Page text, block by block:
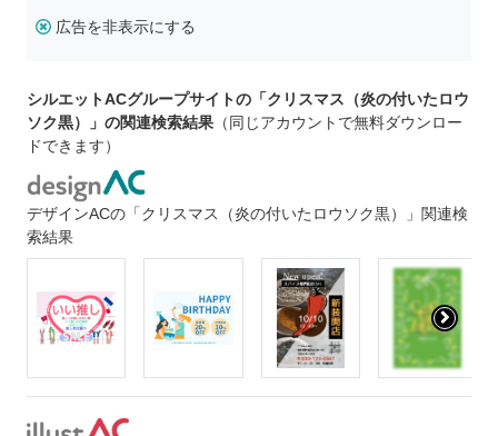
広告を非表示にする
シルエットACグループサイトの「クリスマス（炎の付いたロウ
ソク黒）」の関連検索結果 （同じアカウントで無料ダウンロー
ドできます）
デザインACの「クリスマス（炎の付いたロウソク黒）」関連検
索結果